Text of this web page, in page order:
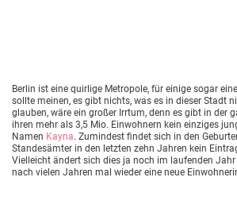
Berlin ist eine quirlige Metropole, für einige sogar
sollte meinen, es gibt nichts, was es in dieser Stadt
glauben, wäre ein großer Irrtum, denn es gibt in der
ihren mehr als 3,5 Mio. Einwohnern kein einziges
Namen Kayna. Zumindest findet sich in den
Standesämter in den letzten zehn Jahren kein
Vielleicht ändert sich dies ja noch im laufenden
nach vielen Jahren mal wieder eine neue